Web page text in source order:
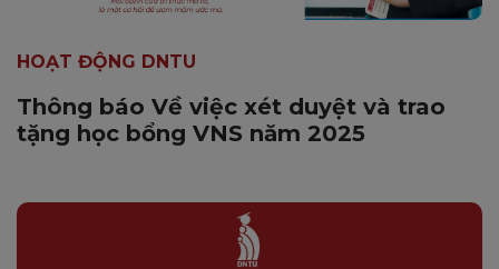
HOẠT ĐỘNG DNTU
Thông báo Về việc xét duyệt và trao
tặng học bổng VNS năm 2025